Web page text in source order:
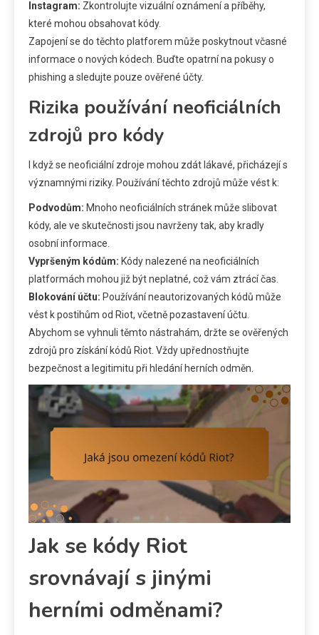
Instagram: Zkontrolujte vizuální oznámení a příběhy,
které mohou obsahovat kódy.
Zapojení se do těchto platforem může poskytnout včasné
informace o nových kódech. Buďte opatrní na pokusy o
phishing a sledujte pouze ověřené účty.
Rizika používání neoficiálních
zdrojů pro kódy
I když se neoficiální zdroje mohou zdát lákavé, přicházejí s
významnými riziky. Používání těchto zdrojů může vést k:
Podvodům: Mnoho neoficiálních stránek může slibovat
kódy, ale ve skutečnosti jsou navrženy tak, aby kradly
osobní informace.
Vypršeným kódům: Kódy nalezené na neoficiálních
platformách mohou již být neplatné, což vám ztrácí čas.
Blokování účtu: Používání neautorizovaných kódů může
vést k postihům od Riot, včetně pozastavení účtu.
Abychom se vyhnuli těmto nástrahám, držte se ověřených
zdrojů pro získání kódů Riot. Vždy upřednostňujte
bezpečnost a legitimitu při hledání herních odměn.
Jak se kódy Riot
srovnávají s jinými
herními odměnami?